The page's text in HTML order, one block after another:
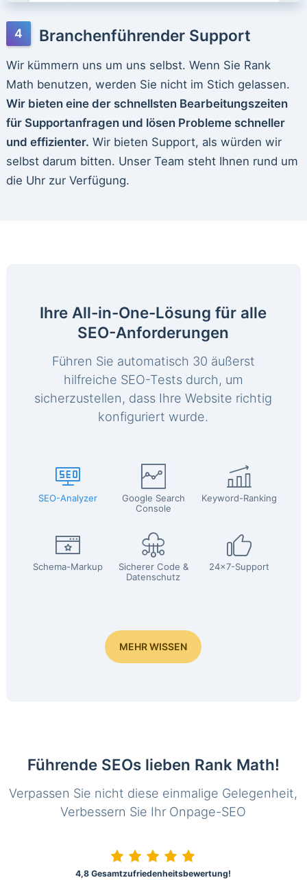
Branchenführender Support
Wir kümmern uns um uns selbst. Wenn Sie Rank
Math benutzen, werden Sie nicht im Stich gelassen.
Wir bieten eine der schnellsten Bearbeitungszeiten
für Supportanfragen und lösen Probleme schneller
und effizienter. Wir bieten Support, als würden wir
selbst darum bitten. Unser Team steht Ihnen rund um
die Uhr zur Verfügung.
Ihre All-in-One-Lösung für alle
SEO-Anforderungen
Führen Sie automatisch 30 äußerst
hilfreiche SEO-Tests durch, um
sicherzustellen, dass Ihre Website richtig
konfiguriert wurde.
SEO-Analyzer
Google Search
Console
Keyword-Ranking
Schema-Markup
Sicherer Code &
Datenschutz
24x7-Support
MEHR WISSEN
Führende SEOs lieben Rank Math!
Verpassen Sie nicht diese einmalige Gelegenheit,
Verbessern Sie Ihr Onpage-SEO
4,8 Gesamtzufriedenheitsbewertung!